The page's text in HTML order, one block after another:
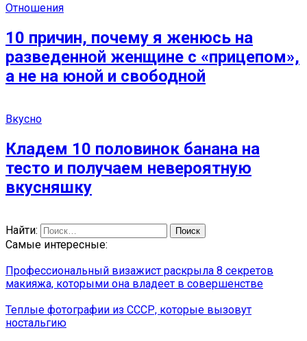
Отношения
10 причин, почему я женюсь на
разведенной женщине с «прицепом»,
а не на юной и свободной
Вкусно
Кладем 10 половинок банана на
тесто и получаем невероятную
вкусняшку
Найти:
Самые интересные:
Профессиональный визажист раскрыла 8 секретов
макияжа, которыми она владеет в совершенстве
Теплые фотографии из СССР, которые вызовут
ностальгию